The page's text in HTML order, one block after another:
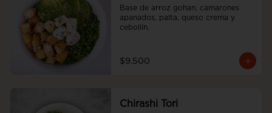
Base de arroz gohan, camarones
apanados, palta, queso crema y
cebollín.
$9.500
Chirashi Tori